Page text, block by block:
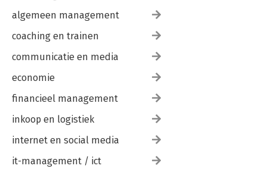
algemeen management
coaching en trainen
communicatie en media
economie
financieel management
inkoop en logistiek
internet en social media
it-management / ict